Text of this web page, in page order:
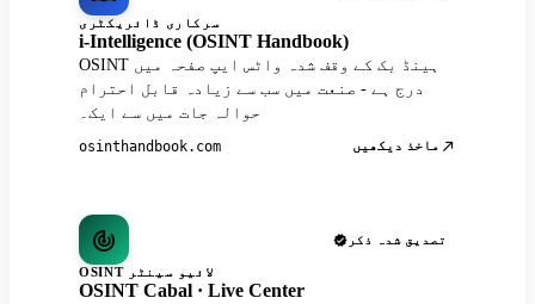
سرکاری ڈائریکٹری
i-Intelligence (OSINT Handbook)
OSINT ہینڈ بک کے وقف شدہ واٹس ایپ صفحہ میں
درج ہے - صنعت میں سب سے زیادہ قابل احترام
حوالہ جات میں سے ایک۔
osinthandbook.com ماخذ دیکھیں
تصدیق شدہ ذکر
OSINT لائیو سینٹر
OSINT Cabal · Live Center